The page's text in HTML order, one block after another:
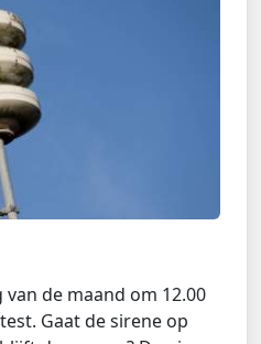
de maand om 12.00
Gaat de sirene op